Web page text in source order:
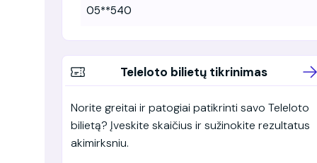
05**540
Teleloto bilietų tikrinimas
Norite greitai ir patogiai patikrinti savo Teleloto
bilietą? Įveskite skaičius ir sužinokite rezultatus
akimirksniu.